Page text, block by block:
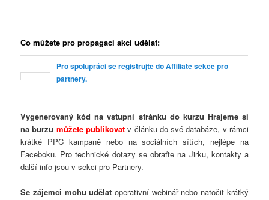
Co můžete pro propagaci akcí udělat:
Pro spolupráci se registrujte do Affiliate sekce pro
partnery.
Vygenerovaný kód na vstupní stránku do kurzu Hrajeme si
na burzu můžete publikovatv článku do své databáze, v rámci
krátké PPC kampaně nebo na sociálních sítích, nejlépe na
Faceboku. Pro technické dotazy se obraťte na Jirku, kontakty a
další info jsou v sekci pro Partnery.
Se zájemci mohu udělat operativní webinář nebo natočit krátký